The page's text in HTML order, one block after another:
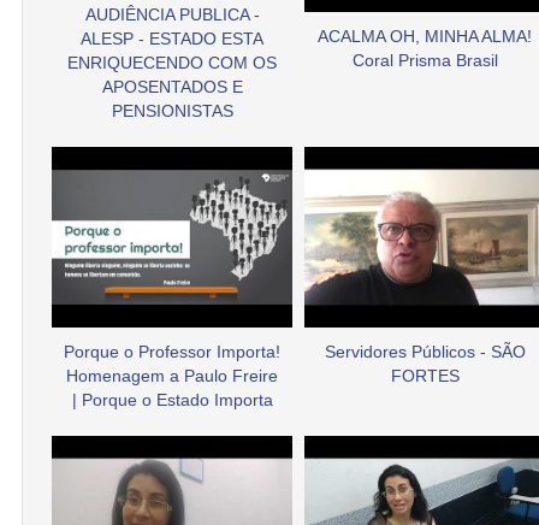
AUDIÊNCIA PUBLICA -
ALESP - ESTADO ESTA
ENRIQUECENDO COM OS
APOSENTADOS E
PENSIONISTAS
ACALMA OH, MINHA ALMA!
Coral Prisma Brasil
Porque o Professor Importa!
Homenagem a Paulo Freire
| Porque o Estado Importa
Servidores Públicos - SÃO
FORTES